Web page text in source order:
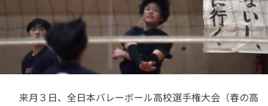
来月３日、全日本バレーボール高校選手権大会（春の高